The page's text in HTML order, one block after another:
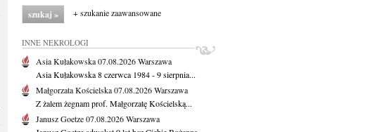
+ szukanie zaawansowane
INNE NEKROLOGI
Asia Kułakowska07.08.2026Warszawa
Asia Kułakowska 8 czerwca 1984 - 9 sierpnia...
Małgorzata Kościelska07.08.2026Warszawa
Z żalem żegnam prof. Małgorzatę Kościelską...
Janusz Goetze07.08.2026Warszawa